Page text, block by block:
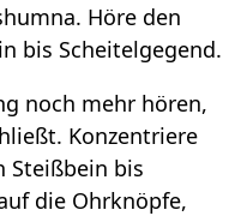
Höre den
bis Scheitelgegend.
noch mehr hören,
Konzentriere
Steißbein bis
die Ohrknöpfe,